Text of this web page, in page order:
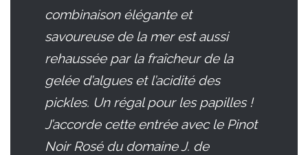
combinaison élégante et
savoureuse de la mer est aussi
rehaussée par la fraîcheur de la
gelée d’algues et l’acidité des
pickles. Un régal pour les papilles !
J’accorde cette entrée avec le Pinot
Noir Rosé du domaine J. de